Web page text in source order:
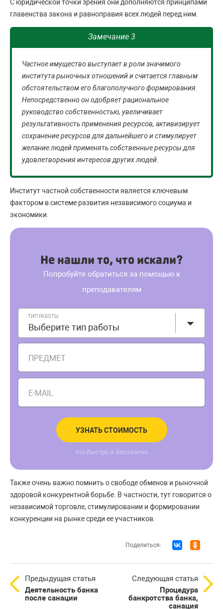
С юридической точки зрения они дополняются принципами
главенства закона и равноправия всех людей перед ним.
Замечание 3
Частное имущество выступает в роли значимого
института рыночных отношений и считается главным
обстоятельством его благополучного формирования.
Непосредственно он одобряет рациональное
руководство собственностью, увеличивает
результативность применения ресурсов, активизирует
сохранение ресурсов для дальнейшего и стимулирует
желание людей применять собственные ресурсы для
удовлетворения интересов других людей.
Институт частной собственности является ключевым
фактором в системе развития независимого социума и
экономики.
Не нашли то, что искали?
Попробуйте обратиться за помощью к
преподавателям
ТИП РАБОТЫ
Выберите тип работы
ПРЕДМЕТ
E-MAIL
УЗНАТЬ СТОИМОСТЬ
это быстро и бесплатно
Также очень важно помнить о свободе обменов и рыночной
здоровой конкурентной борьбе. В частности, тут говорится о
независимой торговле, стимулировании и формировании
конкуренции на рынке среди ее участников.
Поделиться:
Предыдущая статья
Деятельность банка
после санации
Следующая статья
Процедура
банкротства банка,
санация